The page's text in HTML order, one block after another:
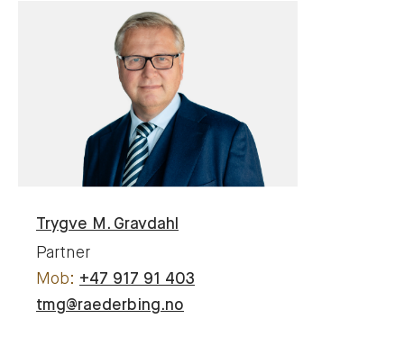
Trygve M. Gravdahl
Partner
+47 917 91 403
tmg@raederbing.no